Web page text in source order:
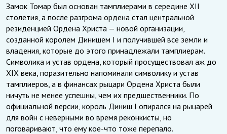
Замок Томар был основан тамплиерами в середине XII
столетия, а после разгрома ордена стал центральной
резиденцией Ордена Христа — новой организации,
созданной королем Динишем I и получившей все земли и
владения, которые до этого принадлежали тамплиерам.
Символика и устав ордена, который просуществовал аж до
XIX века, поразительно напоминали символику и устав
тамплиеров, а в финансах рыцари Ордена Христа были
ничуть не менее успешны, чем их предшественники. По
официальной версии, король Диниш I опирался на рыцарей
для войн с неверными во время реконкисты, но
поговаривают, что ему кое-что тоже перепало.